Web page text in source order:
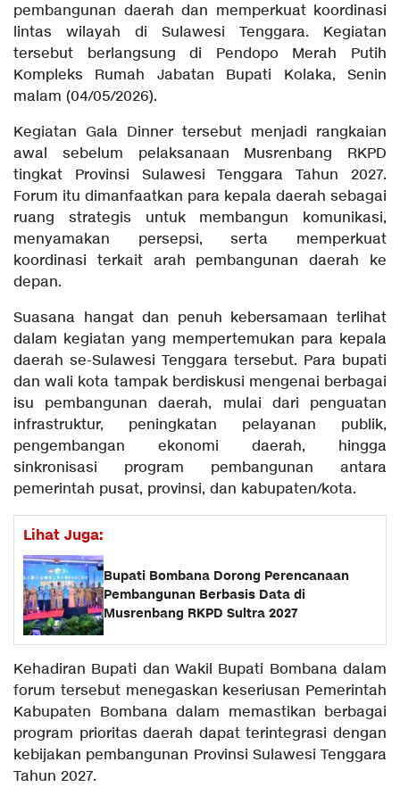
pembangunan daerah dan memperkuat koordinasi
lintas wilayah di Sulawesi Tenggara. Kegiatan
tersebut berlangsung di Pendopo Merah Putih
Kompleks Rumah Jabatan Bupati Kolaka, Senin
malam (04/05/2026).
Kegiatan Gala Dinner tersebut menjadi rangkaian
awal sebelum pelaksanaan Musrenbang RKPD
tingkat Provinsi Sulawesi Tenggara Tahun 2027.
Forum itu dimanfaatkan para kepala daerah sebagai
ruang strategis untuk membangun komunikasi,
menyamakan persepsi, serta memperkuat
koordinasi terkait arah pembangunan daerah ke
depan.
Suasana hangat dan penuh kebersamaan terlihat
dalam kegiatan yang mempertemukan para kepala
daerah se-Sulawesi Tenggara tersebut. Para bupati
dan wali kota tampak berdiskusi mengenai berbagai
isu pembangunan daerah, mulai dari penguatan
infrastruktur, peningkatan pelayanan publik,
pengembangan ekonomi daerah, hingga
sinkronisasi program pembangunan antara
pemerintah pusat, provinsi, dan kabupaten/kota.
Lihat Juga:
Bupati Bombana Dorong Perencanaan
Pembangunan Berbasis Data di
Musrenbang RKPD Sultra 2027
Kehadiran Bupati dan Wakil Bupati Bombana dalam
forum tersebut menegaskan keseriusan Pemerintah
Kabupaten Bombana dalam memastikan berbagai
program prioritas daerah dapat terintegrasi dengan
kebijakan pembangunan Provinsi Sulawesi Tenggara
Tahun 2027.